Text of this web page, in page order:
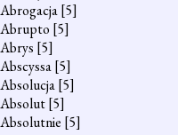
Abrogacja[5]
Abrupto [5]
Abrys [5]
Abscyssa[5]
Absolucja[5]
Absolut[5]
Absolutnie [5]